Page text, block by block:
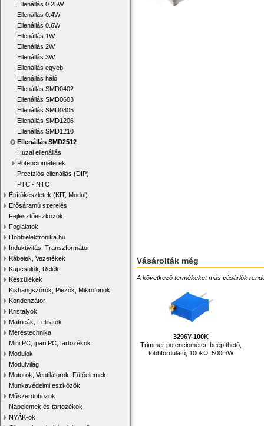
Ellenállás 0.25W
Ellenállás 0.4W
Ellenállás 0.6W
Ellenállás 1W
Ellenállás 2W
Ellenállás 3W
Ellenállás egyéb
Ellenállás háló
Ellenállás SMD0402
Ellenállás SMD0603
Ellenállás SMD0805
Ellenállás SMD1206
Ellenállás SMD1210
Ellenállás SMD2512
Huzal ellenállás
Potenciométerek
Precíziós ellenállás (DIP)
PTC - NTC
Építőkészletek (KIT, Modul)
Erősáramú szerelés
Fejlesztőeszközök
Foglalatok
Hobbielektronika.hu
Induktivitás, Transzformátor
Kábelek, Vezetékek
Kapcsolók, Relék
Készülékek
Kishangszórók, Piezók, Mikrofonok
Kondenzátor
Kristályok
Matricák, Feliratok
Méréstechnika
Mini PC, ipari PC, tartozékok
Modulok
Modulvilág
Motorok, Ventilátorok, Fűtőelemek
Munkavédelmi eszközök
Műszerdobozok
Napelemek és tartozékok
NYÁK-ok
Vásárolták még
A következő termékeket más vásárlók
3296Y-100K
Trimmer potenciométer, beépíthető,
többfordulatú, 100kΩ, 500mW